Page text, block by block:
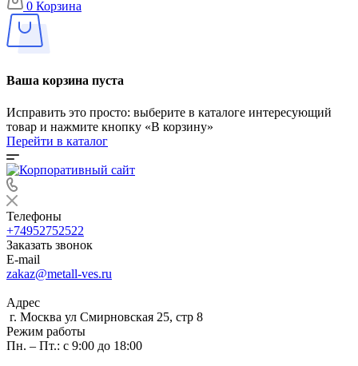
0 Корзина
Ваша корзина пуста
Исправить это просто: выберите в каталоге интересующий
товар и нажмите кнопку «В корзину»
Перейти в каталог
Телефоны
+74952752522
Заказать звонок
E-mail
zakaz@metall-ves.ru
Адрес
г. Москва ул Смирновская 25, стр 8
Режим работы
Пн. – Пт.: с 9:00 до 18:00